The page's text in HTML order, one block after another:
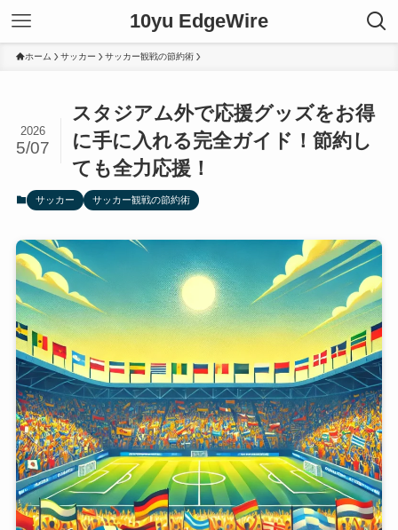
10yu EdgeWire
ホーム サッカー サッカー観戦の節約術
スタジアム外で応援グッズをお得
に手に入れる完全ガイド！節約し
ても全力応援！
2026
5/07
サッカー サッカー観戦の節約術